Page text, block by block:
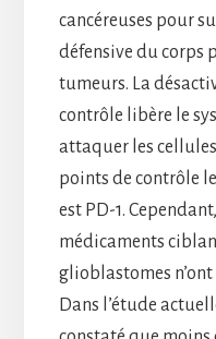
cancéreuses pour
défensive du corps
tumeurs. La
contrôle libère le
attaquer les cellules
points de contrôle
est PD-1.
médicaments
glioblastomes
Dans l’étude